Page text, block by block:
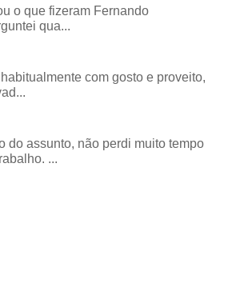
o que fizeram Fernando
qua...
com gosto e proveito,
do assunto, não perdi muito tempo
...